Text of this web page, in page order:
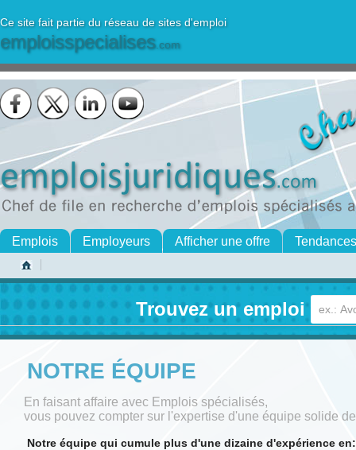
Ce site fait partie du réseau de sites d'emploi
emploisspecialises.com
Emplois Employeurs Afficher une offre Tendances
Trouvez un emploi
NOTRE ÉQUIPE
En faisant affaire avec Emplois spécialisés,
vous pouvez compter sur l'expertise d'une équipe solide
Notre équipe qui cumule plus d'une dizaine d'expérience en: